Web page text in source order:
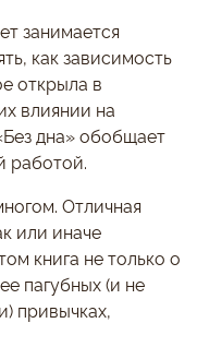
занимается
как зависимость
открыла в
влиянии на
дна» обобщает
работой.
Отличная
или иначе
книга не только о
пагубных (и не
привычках,